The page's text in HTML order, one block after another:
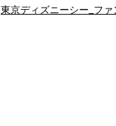
東京ディズニーシー_フ